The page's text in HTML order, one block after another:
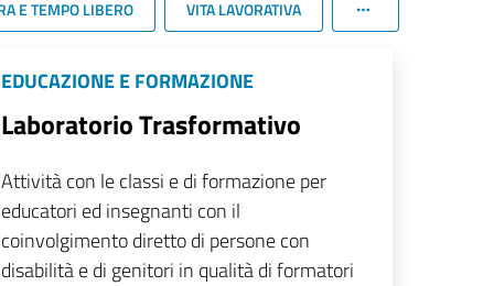
E TEMPO LIBERO VITA LAVORATIVA
EDUCAZIONE E FORMAZIONE
Laboratorio Trasformativo
Attività con le classi e di formazione per
educatori ed insegnanti con il
coinvolgimento diretto di persone con
disabilità e di genitori in qualità di formatori